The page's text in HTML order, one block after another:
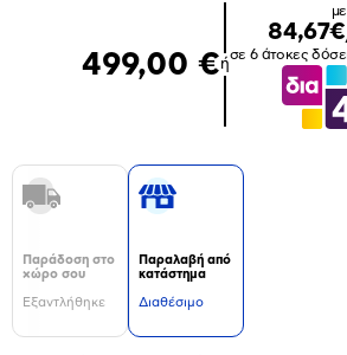
499,00 €ή
με
σε 6 άτοκες
Παράδοση στο
χώρο σου
Εξαντλήθηκε
Παραλαβή από
κατάστημα
Διαθέσιμο